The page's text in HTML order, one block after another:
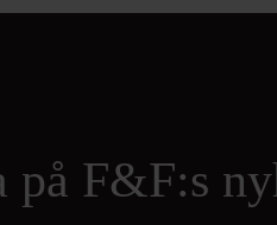
på F&F:s